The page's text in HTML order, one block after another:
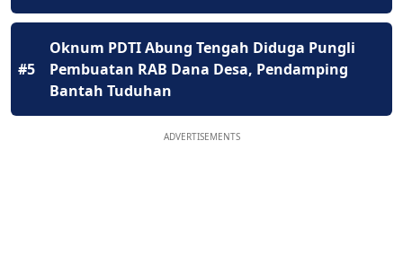
#5
Oknum PDTI Abung Tengah Diduga Pungli
Pembuatan RAB Dana Desa, Pendamping
Bantah Tuduhan
ADVERTISEMENTS